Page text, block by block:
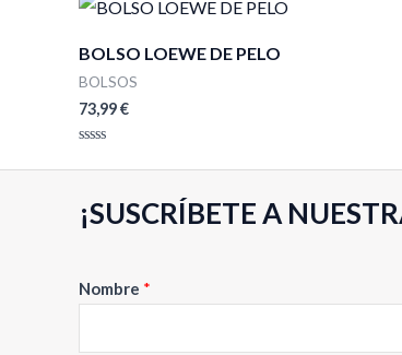
BOLSO LOEWE DE PELO
BOLSOS
73,99€
con
5¡SUSCRÍBETE A
Nombre *